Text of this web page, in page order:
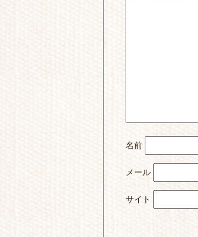
名前
メール
サイト